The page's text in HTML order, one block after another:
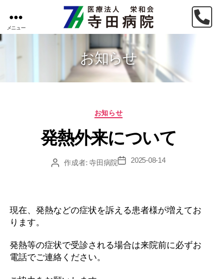
メニュー
医
療
法
人
寺
田
病
院
お知らせ
カ
ゴ
リ
お知らせ
発熱外来について
投
作成者:寺田病院 投
2025-08-14
現在、発熱などの症状を訴える患者様が増えてお
ります。
発熱等の症状で受診される場合は来院前に必ずお
電話でご連絡ください。